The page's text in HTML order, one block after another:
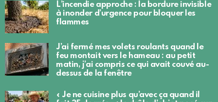
L’incendie approche : la bordure invisible
à inonder d’urgence pour bloquer les
flammes
J’ai fermé mes volets roulants quand le
feu montait vers le hameau : au petit
matin, j’ai compris ce qui avait couvé au-
dessus de la fenêtre
« Je ne cuisine plus qu’avec ça quand il